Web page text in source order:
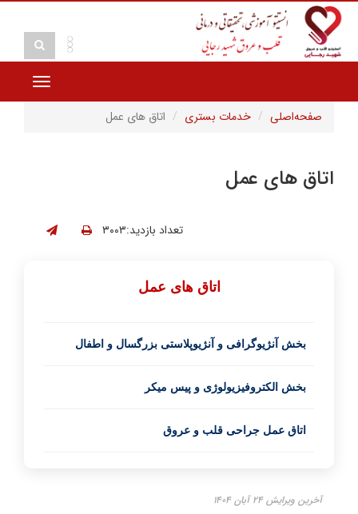
Toggle
صفحه‌اصلی
خدمات بستری اتاق های عمل
اتاق های عمل
تعداد بازدید:۳۰۰۳
اتاق های عمل
بخش آنژیوگرافی و آنژیوپلاستی بزرگسال و اطفال
بخش الکتروفیزیولوژی و پیس میکر
اتاق عمل جراحی قلب و عروق
آخرین ویرایش ۲۴ آبان ۱۴۰۴